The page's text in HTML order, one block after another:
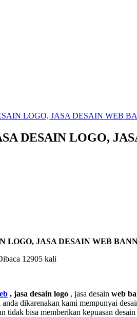
LOGO, JASA DESAIN WEB
DESAIN LOGO,
LOGO, JASA DESAIN WEB
12905 kali
, jasa desain logo , jasa desain web
dikarenakan kami mempunyai
tidak bisa memberikan kepuasan